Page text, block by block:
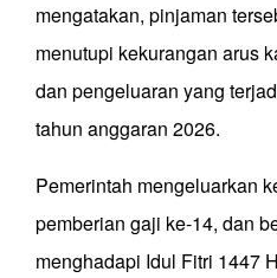
mengatakan, pinjaman
menutupi kekurangan arus
dan pengeluaran yang
tahun anggaran 2026.
Pemerintah mengeluarkan
pemberian gaji ke-14, dan
menghadapi Idul Fitri 1447